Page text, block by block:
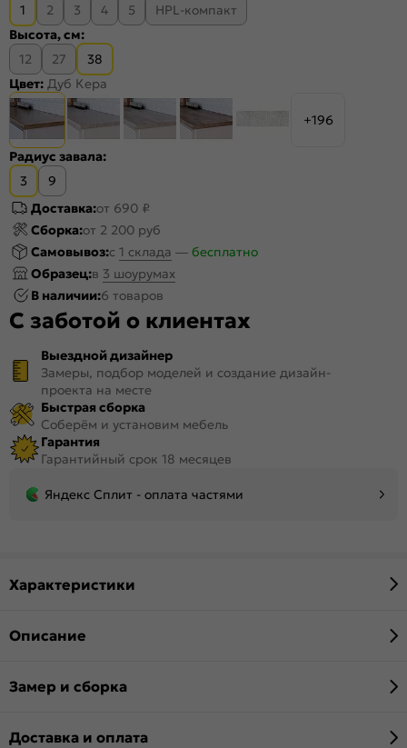
1
2 3 4 5
HPL-компакт
Высота, см:
12
27
38
Цвет: Дуб Кера
+196
Радиус завала:
3
9
Доставка:от 690 ₽
Сборка:от 2 200 руб
Самовывоз:c 1 склада — бесплатно
Образец:в 3 шоурумах
В наличии:6 товаров
С заботой о клиентах
Выездной дизайнер
Замеры, подбор моделей и создание дизайн-
проекта на месте
Быстрая сборка
Соберём и установим мебель
Гарантия
Гарантийный срок 18 месяцев
Яндекс Сплит - оплата частями
Характеристики
Описание
Замер и сборка
Доставка и оплата